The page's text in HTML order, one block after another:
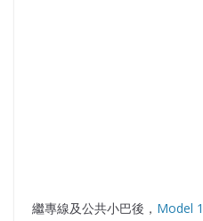
繼專線及公共小巴後， Model 1